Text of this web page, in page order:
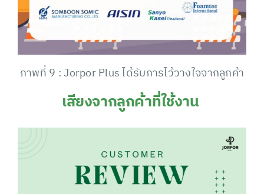
ภาพที่ 9 : Jorpor Plus ได้รับการไว้วางใจจากลูกค้า
เสียงจากลูกค้าที่ใช้งาน